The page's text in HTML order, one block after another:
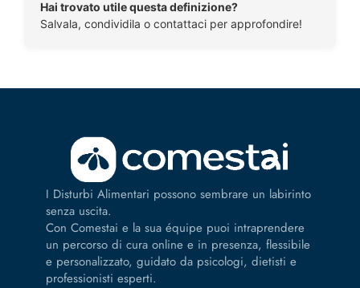
Hai trovato utile questa definizione?
Salvala, condividila o contattaci per approfondire!
I Disturbi Alimentari possono sembrare un labirinto
senza uscita.
Con Comestai e la sua équipe puoi intraprendere
un percorso di cura online e in presenza, flessibile
e personalizzato, guidato da psicologi, dietisti e
professionisti esperti.